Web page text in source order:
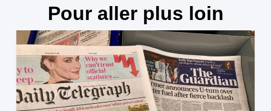
Pour aller plus loin